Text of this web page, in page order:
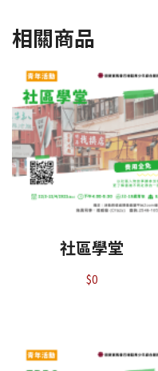
相關商品
社區學堂
$0